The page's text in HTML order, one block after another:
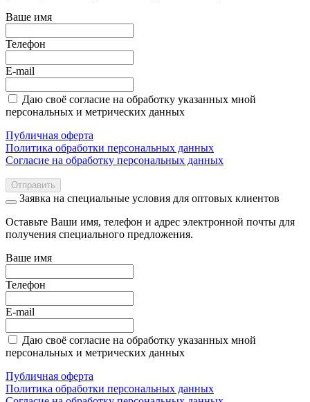
Ваше имя
Телефон
E-mail
Даю своё согласие на обработку указанных мной
персональных и метрических данных
Публичная оферта
Политика обработки персональных данных
Согласие на обработку персональных данных
Отправить
Заявка на специальные условия для оптовых клиентов
Оставьте Ваши имя, телефон и адрес электронной почты для
получения специального предложения.
Ваше имя
Телефон
E-mail
Даю своё согласие на обработку указанных мной
персональных и метрических данных
Публичная оферта
Политика обработки персональных данных